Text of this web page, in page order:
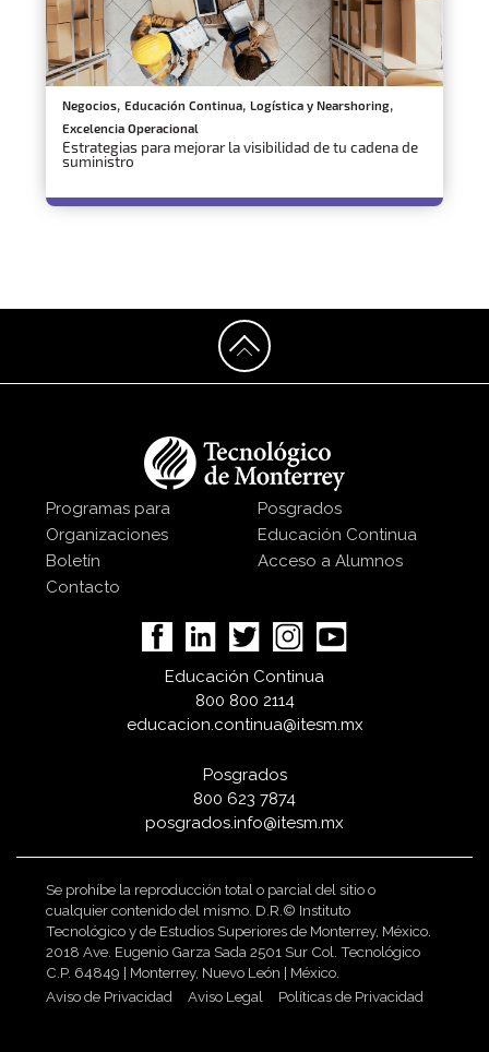
Negocios, Educación Continua, Logística y Nearshoring,
Excelencia Operacional
Estrategias para mejorar la visibilidad de tu cadena de
suministro
Programas para
Organizaciones
Boletín
Contacto
Posgrados
Educación Continua
Acceso a Alumnos
Educación Continua
800 800 2114
educacion.continua@itesm.mx
Posgrados
800 623 7874
posgrados.info@itesm.mx
Se prohíbe la reproducción total o parcial del sitio o
cualquier contenido del mismo. D.R.© Instituto
Tecnológico y de Estudios Superiores de Monterrey, México.
2018 Ave. Eugenio Garza Sada 2501 Sur Col. Tecnológico
C.P. 64849 | Monterrey, Nuevo León | México.
Aviso de Privacidad
Aviso Legal Políticas de Privacidad